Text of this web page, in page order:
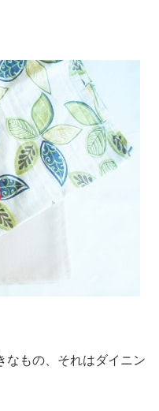
なもの、それはダイニン